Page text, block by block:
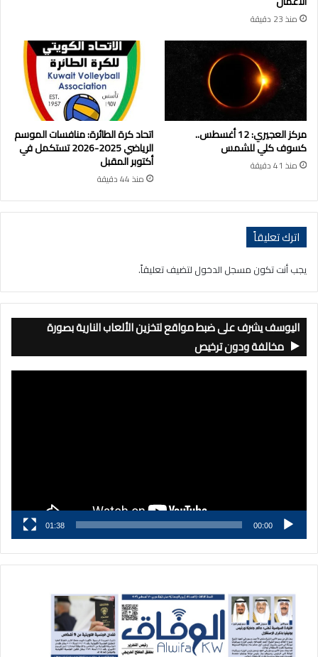
منذ 23 دقيقة
مركز العجيري: 12 أغسطس..
كسوف كلي للشمس
منذ 41 دقيقة
اتحاد كرة الطائرة: منافسات الموسم
الرياضي 2025-2026 تستكمل في
أكتوبر المقبل
منذ 44 دقيقة
اترك تعليقاً
يجب أنت تكون مسجل الدخول لتضيف تعليقاً.
اليوسف يشرف على ضبط مواقع لتخزين الألعاب النارية بصورة
مخالفة ودون ترخيص
00:00
01:38